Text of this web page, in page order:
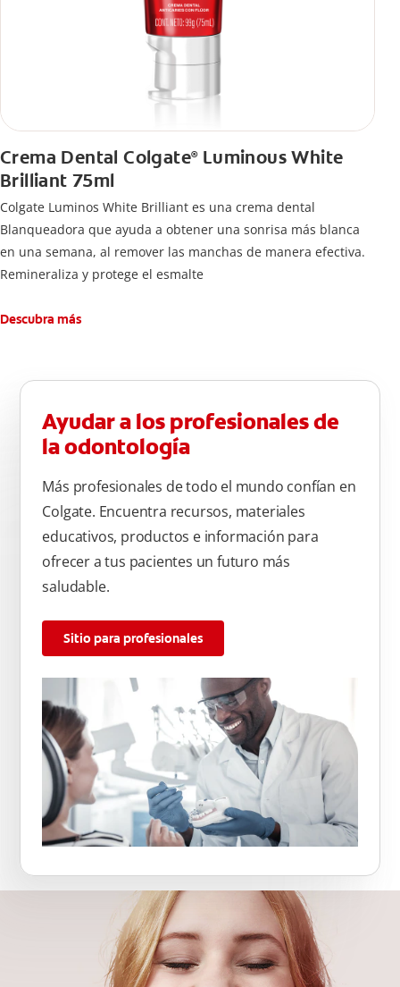
Crema Dental Colgate®Luminous White
Brilliant 75ml
Colgate Luminos White Brilliant es una crema dental
Blanqueadora que ayuda a obtener una sonrisa más blanca
en una semana, al remover las manchas de manera efectiva.
Remineraliza y protege el esmalte
Descubra más
Ayudar a los profesionales de
la odontología
Más profesionales de todo el mundo confían en
Colgate. Encuentra recursos, materiales
educativos, productos e información para
ofrecer a tus pacientes un futuro más
saludable.
Sitio para profesionales